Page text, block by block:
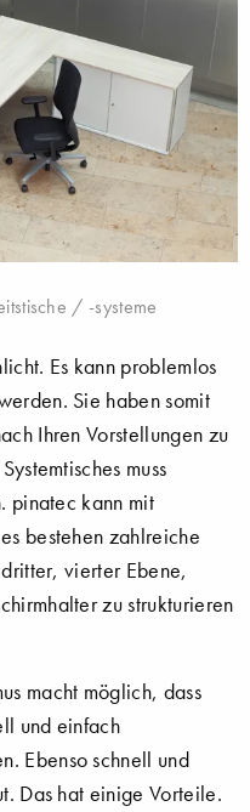
/ -systeme
Es kann problemlos
Sie haben somit
Ihren Vorstellungen zu
muss
pinatec kann mit
bestehen zahlreiche
vierter Ebene,
zu strukturieren
macht möglich, dass
und einfach
Ebenso schnell und
Das hat einige Vorteile.